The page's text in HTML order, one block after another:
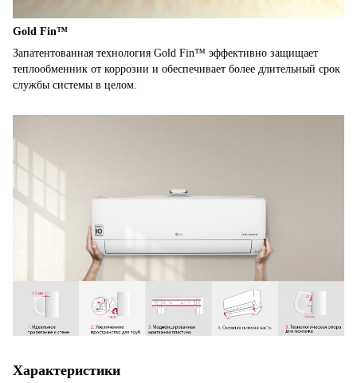
Gold Fin™
Запатентованная технология Gold Fin™ эффективно защищает
теплообменник от коррозии и обеспечивает более длительный срок
службы системы в целом.
Характеристики